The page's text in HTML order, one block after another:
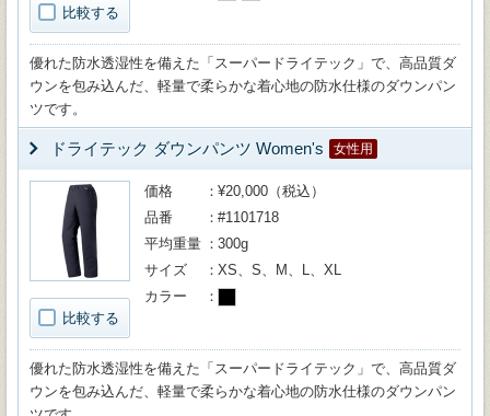
比較する
優れた防水透湿性を備えた「スーパードライテック」で、高品質ダ
ウンを包み込んだ、軽量で柔らかな着心地の防水仕様のダウンパン
ツです。
ドライテック ダウンパンツ Women's 女性用
比較する
価格
¥20,000（税込）
品番
#1101718
平均重量
300g
サイズ
XS、S、M、L、XL
カラー
優れた防水透湿性を備えた「スーパードライテック」で、高品質ダ
ウンを包み込んだ、軽量で柔らかな着心地の防水仕様のダウンパン